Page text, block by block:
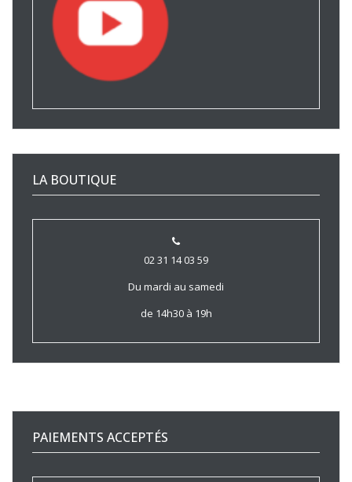
LA BOUTIQUE
02 31 14 03 59
Du mardi au samedi
de 14h30 à 19h
PAIEMENTS ACCEPTÉS